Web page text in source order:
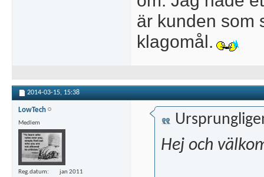
är kunden som
klagomål.
2014-03-15, 15:38
LowTech
Medlem
Reg.datum
jan 2011
Hej och